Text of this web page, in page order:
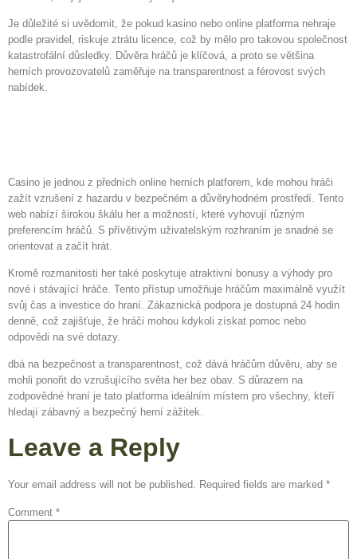
Je důležité si uvědomit, že pokud kasino nebo online platforma nehraje
podle pravidel, riskuje ztrátu licence, což by mělo pro takovou společnost
katastrofální důsledky. Důvěra hráčů je klíčová, a proto se většina
herních provozovatelů zaměřuje na transparentnost a férovost svých
nabídek.
Casino je jednou z předních online herních platforem, kde mohou hráči
zažít vzrušení z hazardu v bezpečném a důvěryhodném prostředí. Tento
web nabízí širokou škálu her a možností, které vyhovují různým
preferencím hráčů. S přívětivým uživatelským rozhraním je snadné se
orientovat a začít hrát.
Kromě rozmanitosti her také poskytuje atraktivní bonusy a výhody pro
nové i stávající hráče. Tento přístup umožňuje hráčům maximálně využít
svůj čas a investice do hraní. Zákaznická podpora je dostupná 24 hodin
denně, což zajišťuje, že hráči mohou kdykoli získat pomoc nebo
odpovědi na své dotazy.
dbá na bezpečnost a transparentnost, což dává hráčům důvěru, aby se
mohli ponořit do vzrušujícího světa her bez obav. S důrazem na
zodpovědné hraní je tato platforma ideálním místem pro všechny, kteří
hledají zábavný a bezpečný herní zážitek.
Leave a Reply
Your email address will not be published. Required fields are marked *
Comment *